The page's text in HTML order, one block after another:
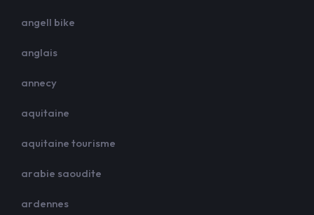
angell bike
anglais
annecy
aquitaine
aquitaine tourisme
arabie saoudite
ardennes